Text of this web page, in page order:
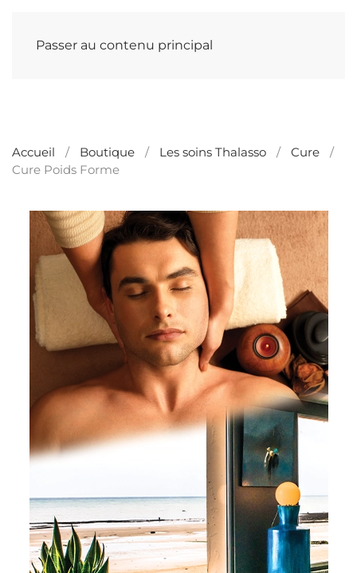
Passer au contenu principal
Accueil Boutique Les soins Thalasso
Cure
Cure Poids Forme